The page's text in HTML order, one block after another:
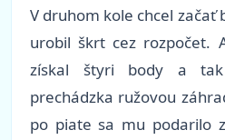
V druhom kole chcel začať
urobil škrt cez rozpočet.
získal štyri body a
prechádzka ružovou
po piate sa mu podarilo